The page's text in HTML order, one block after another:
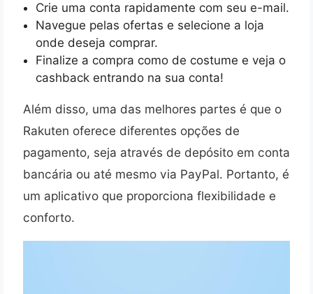
Crie uma conta rapidamente com seu e-mail.
Navegue pelas ofertas e selecione a loja
onde deseja comprar.
Finalize a compra como de costume e veja o
cashback entrando na sua conta!
Além disso, uma das melhores partes é que o
Rakuten oferece diferentes opções de
pagamento, seja através de depósito em conta
bancária ou até mesmo via PayPal. Portanto, é
um aplicativo que proporciona flexibilidade e
conforto.